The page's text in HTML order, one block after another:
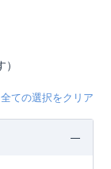
全ての選択をクリア